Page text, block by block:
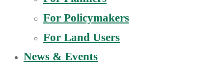
For Policymakers
For Land Users
News & Events